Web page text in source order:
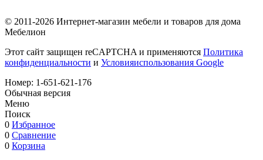
© 2011-2026 Интернет-магазин мебели и товаров для дома
Мебелион
Этот сайт защищен reCAPTCHA и применяются Политика
конфиденциальности и Условияиспользования Google
Номер: 1-651-621-176
Обычная версия
Меню
Поиск
0 Избранное
0 Сравнение
0 Корзина